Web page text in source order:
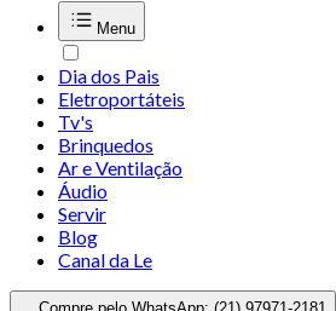
Menu
Dia dos Pais
Eletroportáteis
Tv's
Brinquedos
Ar e Ventilação
Áudio
Servir
Blog
Canal da Le